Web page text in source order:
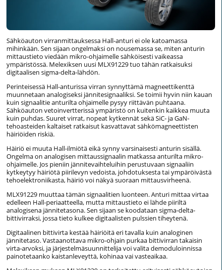
Sähköauton virranmittauksessa Hall-anturi ei ole katoamassa
mihinkään. Sen sijaan ongelmaksi on nousemassa se, miten anturin
mittaustieto viedään mikro-ohjaimelle sähköisesti vaikeassa
ympäristössä. Melexiksen uusi MLX91229 tuo tähän ratkaisuksi
digitaalisen sigma-delta-lähdön.
Perinteisessä Hall-anturissa virran synnyttämä magneettikenttä
muunnetaan analogiseksi jännitesignaaliksi. Se toimii hyvin niin kauan
kuin signaalitie anturilta ohjaimelle pysyy riittävän puhtaana.
Sähköauton vetoinvertterissä ympäristö on kuitenkin kaikkea muuta
kuin puhdas. Suuret virrat, nopeat kytkennät sekä SiC- ja GaN-
tehoasteiden kaltaiset ratkaisut kasvattavat sähkömagneettisten
häiriöiden riskiä.
Häiriö ei muuta Hall-ilmiötä eikä synny varsinaisesti anturin sisällä.
Ongelma on analogisen mittaussignaalin matkassa anturilta mikro-
ohjaimelle. Jos pieniin jännitevaihteluihin perustuvaan signaaliin
kytkeytyy häiriötä piirilevyn vedoista, johdotuksesta tai ympäröivästä
tehoelektroniikasta, häiriö voi näkyä suoraan mittausvirheenä.
MLX91229 muuttaa tämän signaalitien luonteen. Anturi mittaa virtaa
edelleen Hall-periaatteella, mutta mittaustieto ei lähde piiriltä
analogisena jännitetasona. Sen sijaan se koodataan sigma-delta-
bittivirraksi, jossa tieto kulkee digitaalisten pulssien tiheytenä.
Digitaalinen bittivirta kestää häiriöitä eri tavalla kuin analoginen
jännitetaso. Vastaanottava mikro-ohjain purkaa bittivirran takaisin
virta-arvoksi, ja järjestelmäsuunnittelija voi valita demoduloinnissa
painotetaanko kaistanleveyttä, kohinaa vai vasteaikaa.